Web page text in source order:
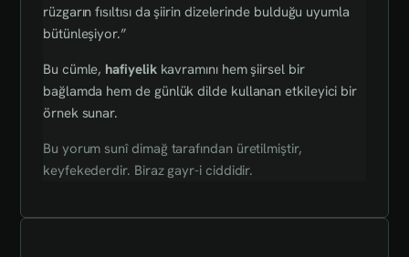
rüzgarın fısıltısı da şiirin dizelerinde bulduğu uyumla
bütünleşiyor.”
Bu cümle, hafiyelikkavramını hem şiirsel bir
bağlamda hem de günlük dilde kullanan etkileyici bir
örnek sunar.
Bu yorum sunî dimağ tarafından üretilmiştir,
keyfekederdir. Biraz gayr-i ciddidir.